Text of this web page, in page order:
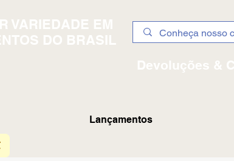
VARIEDADE EM
DO BRASIL
Devoluções &
Lançamentos